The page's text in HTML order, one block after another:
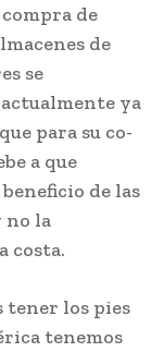
de
de
se
ya
para su co-
a que
de las
no la
costa.
tener los pies
tenemos